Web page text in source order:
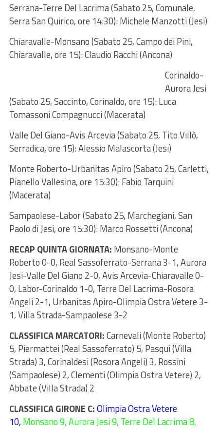
Serrana-Terre Del Lacrima (Sabato 25, Comunale,
Serra San Quirico, ore 14:30): Michele Manzotti (Jesi)
Chiaravalle-Monsano (Sabato 25, Campo dei Pini,
Chiaravalle, ore 15): Claudio Racchi (Ancona)
Corinaldo-
Aurora Jesi
(Sabato 25, Saccinto, Corinaldo, ore 15): Luca
Tomassoni Compagnucci (Macerata)
Valle Del Giano-Avis Arcevia (Sabato 25, Tito Villò,
Serradica, ore 15): Alessio Malascorta (Jesi)
Monte Roberto-Urbanitas Apiro (Sabato 25, Carletti,
Pianello Vallesina, ore 15:30): Fabio Tarquini
(Macerata)
Sampaolese-Labor (Sabato 25, Marchegiani, San
Paolo di Jesi, ore 15:30): Marco Rossetti (Ancona)
RECAP QUINTA GIORNATA: Monsano-Monte
Roberto 0-0, Real Sassoferrato-Serrana 3-1, Aurora
Jesi-Valle Del Giano 2-0, Avis Arcevia-Chiaravalle 0-
0, Labor-Corinaldo 1-0, Terre Del Lacrima-Rosora
Angeli 2-1, Urbanitas Apiro-Olimpia Ostra Vetere 3-
1, Villa Strada-Sampaolese 3-2
CLASSIFICA MARCATORI:Carnevali (Monte Roberto)
5, Piermattei (Real Sassoferrato) 5, Pasqui (Villa
Strada) 3, Corinaldesi (Rosora Angeli) 3, Rossini
(Sampaolese) 2, Clementi (Olimpia Ostra Vetere) 2,
Abbate (Villa Strada) 2
CLASSIFICA GIRONE C:Olimpia Ostra Vetere
10, Monsano 9, Aurora Jesi 9, Terre Del Lacrima 8,